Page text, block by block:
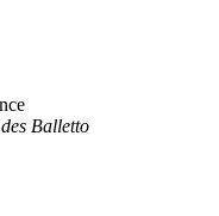
Balletto